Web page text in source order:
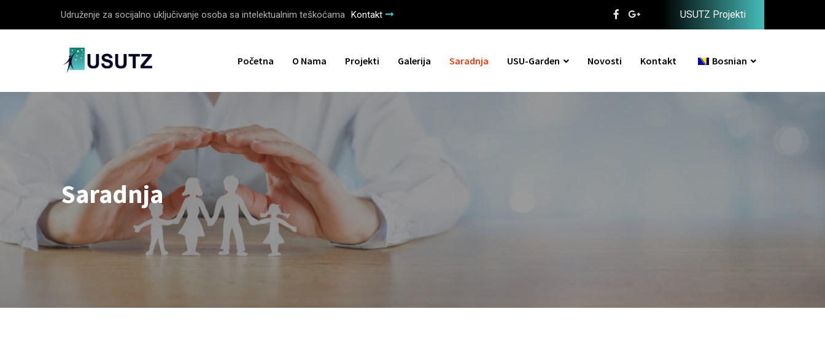
Udruženje za socijalno uključivanje osoba sa intelektualnim teškoćama Kontakt USUTZ Projekti
Početna O Nama Projekti Galerija Saradnja USU-Garden Novosti Kontakt Bosnian
Saradnja